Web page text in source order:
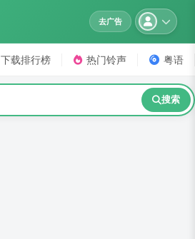
去广告
下载排行榜 热门铃声 粤语
搜索